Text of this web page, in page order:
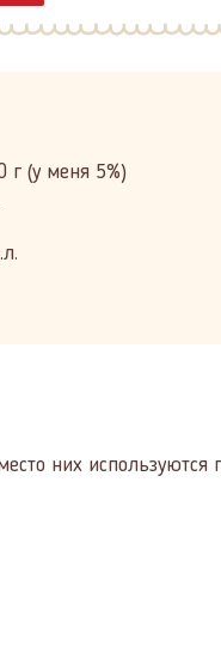
г (у меня 5%)
них используются